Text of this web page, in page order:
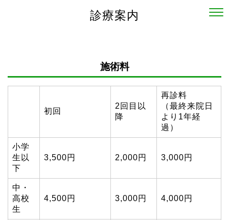
診療案内
施術料
初回
2回目以
降
再診料
（最終来院日
より1年経
過）
小学
生以
下
3,500円 2,000円 3,000円
中・
高校
生
4,500円 3,000円 4,000円